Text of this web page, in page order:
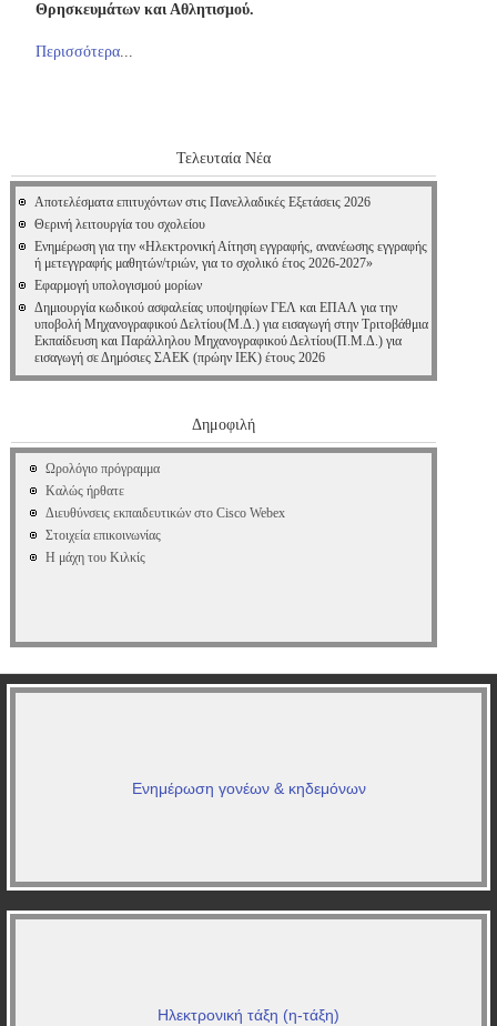
Θρησκευμάτων και Αθλητισμού.
Περισσότερα...
Τελευταία Νέα
Αποτελέσματα επιτυχόντων στις Πανελλαδικές Εξετάσεις 2026
Θερινή λειτουργία του σχολείου
Ενημέρωση για την «Ηλεκτρονική Αίτηση εγγραφής, ανανέωσης εγγραφής
ή μετεγγραφής μαθητών/τριών, για το σχολικό έτος 2026-2027»
Εφαρμογή υπολογισμού μορίων
Δημιουργία κωδικού ασφαλείας υποψηφίων ΓΕΛ και ΕΠΑΛ για την
υποβολή Μηχανογραφικού Δελτίου(Μ.Δ.) για εισαγωγή στην Τριτοβάθμια
Εκπαίδευση και Παράλληλου Μηχανογραφικού Δελτίου(Π.Μ.Δ.) για
εισαγωγή σε Δημόσιες ΣΑΕΚ (πρώην ΙΕΚ) έτους 2026
Δημοφιλή
Ωρολόγιο πρόγραμμα
Καλώς ήρθατε
Διευθύνσεις εκπαιδευτικών στο Cisco Webex
Στοιχεία επικοινωνίας
Η μάχη του Κιλκίς
Ενημέρωση γονέων & κηδεμόνων
Ηλεκτρονική τάξη (η-τάξη)